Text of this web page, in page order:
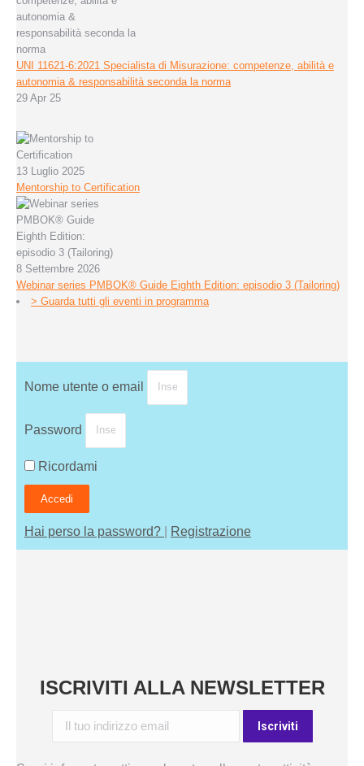
UNI 11621-6:2021 Specialista di Misurazione: competenze, abilità e
autonomia & responsabilità seconda la norma
29 Apr 25
13 Luglio 2025
Mentorship to Certification
8 Settembre 2026
Webinar series PMBOK® Guide Eighth Edition: episodio 3 (Tailoring)
> Guarda tutti gli eventi in programma
Nome utente o email
Password
Ricordami
Accedi
Hai perso la password? Registrazione
ISCRIVITI ALLA NEWSLETTER